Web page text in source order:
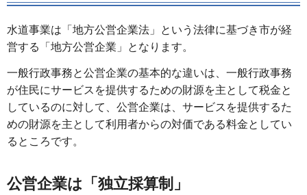
水道事業は「地方公営企業法」という法律に基づき市が経
営する「地方公営企業」となります。
一般行政事務と公営企業の基本的な違いは、一般行政事務
が住民にサービスを提供するための財源を主として税金と
しているのに対して、公営企業は、サービスを提供するた
めの財源を主として利用者からの対価である料金としてい
るところです。
公営企業は「独立採算制」